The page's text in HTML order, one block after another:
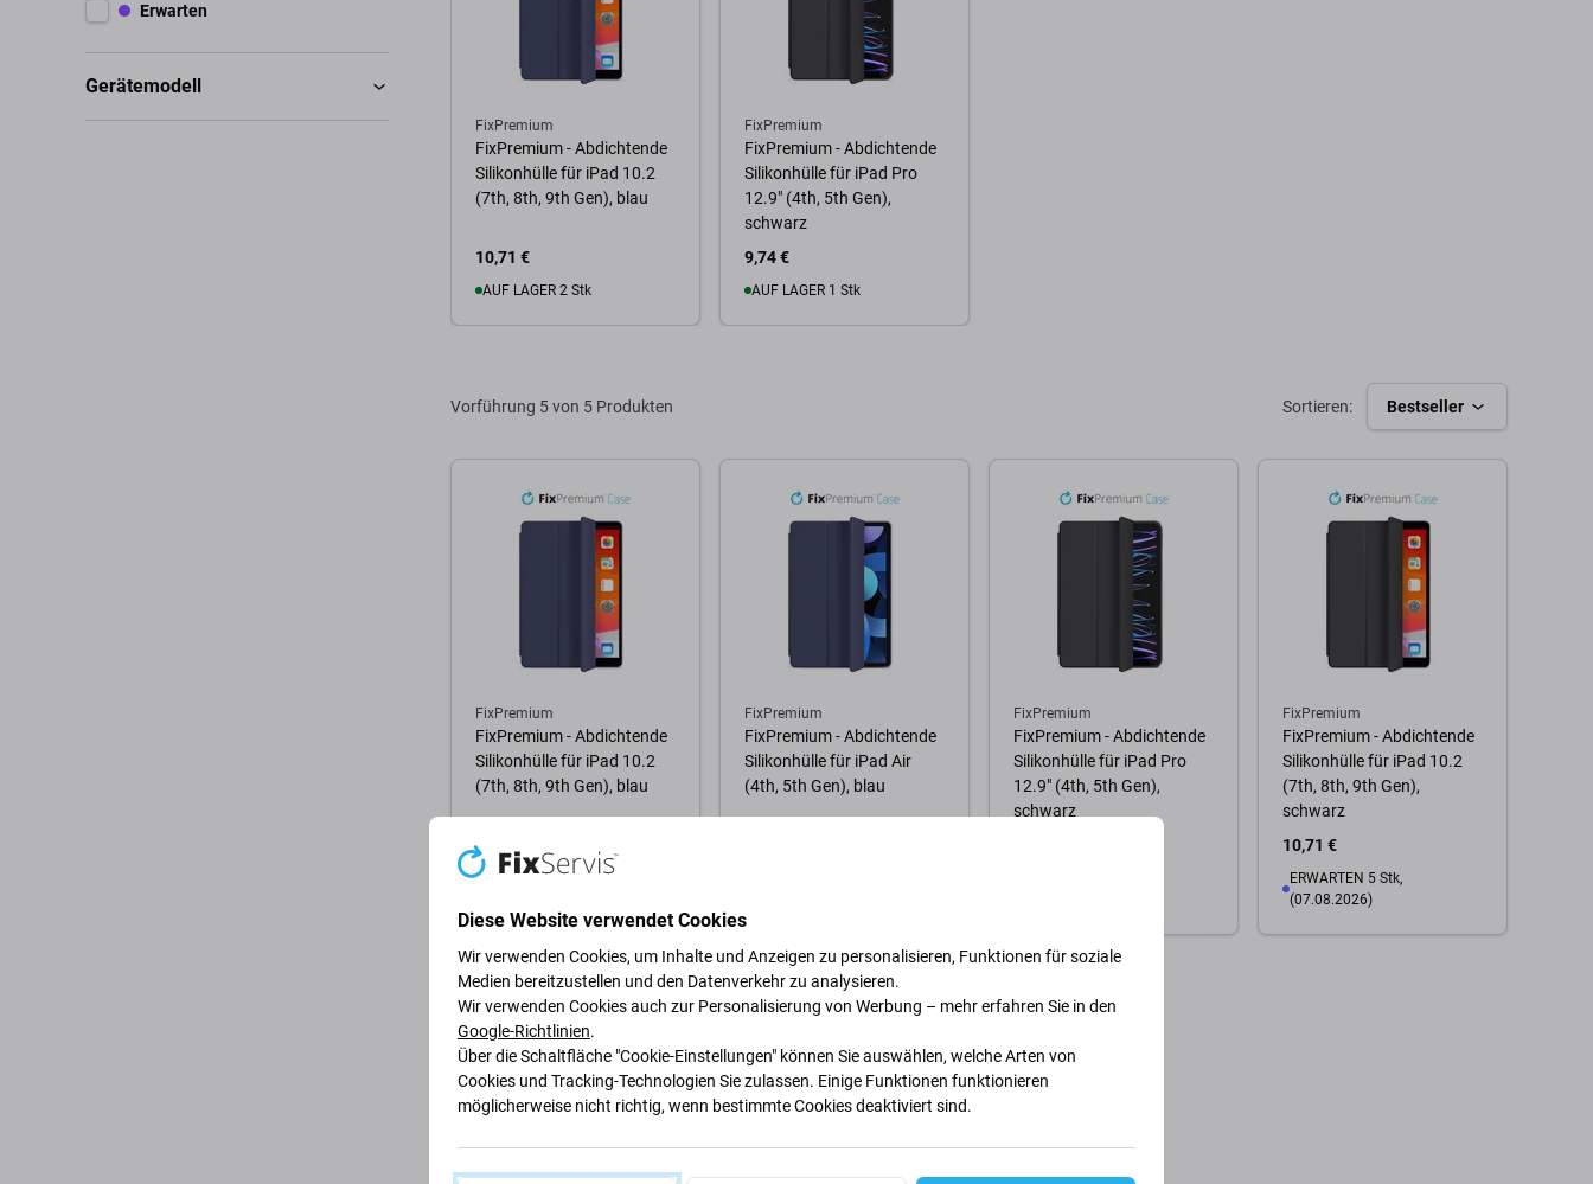
Erwarten
Gerätemodell
FixPremium
FixPremium - Abdichtende
Silikonhülle für iPad 10.2
(7th, 8th, 9th Gen), blau
10,71 €
AUF LAGER 2 Stk
FixPremium
FixPremium - Abdichtende
Silikonhülle für iPad Pro
12.9" (4th, 5th Gen),
schwarz
9,74 €
AUF LAGER 1 Stk
Vorführung 5 von 5 Produkten Sortieren: Bestseller
FixPremium
FixPremium - Abdichtende
Silikonhülle für iPad 10.2
(7th, 8th, 9th Gen), blau
10,71 €
FixPremium
FixPremium - Abdichtende
Silikonhülle für iPad Air
(4th, 5th Gen), blau
Zum Warenkorb
FixPremium
FixPremium - Abdichtende
Silikonhülle für iPad Pro
12.9" (4th, 5th Gen),
schwarz
FixPremium
FixPremium - Abdichtende
Silikonhülle für iPad 10.2
(7th, 8th, 9th Gen),
schwarz
10,71 €
ERWARTEN 5 Stk,
(07.08.2026)
Diese Website verwendet Cookies
Wir verwenden Cookies, um Inhalte und Anzeigen zu personalisieren, Funktionen für soziale
Medien bereitzustellen und den Datenverkehr zu analysieren.
Wir verwenden Cookies auch zur Personalisierung von Werbung – mehr erfahren Sie in den
Google-Richtlinien.
Über die Schaltfläche "Cookie-Einstellungen" können Sie auswählen, welche Arten von
Cookies und Tracking-Technologien Sie zulassen. Einige Funktionen funktionieren
möglicherweise nicht richtig, wenn bestimmte Cookies deaktiviert sind.